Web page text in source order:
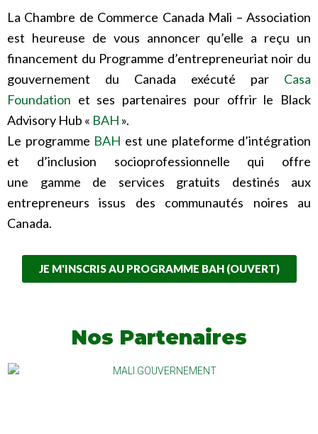
La Chambre de Commerce Canada Mali – Association
est heureuse de vous annoncer qu’elle a reçu un
financement du Programme d’entrepreneuriat noir du
gouvernement du Canada exécuté par Casa
Foundation et ses partenaires pour offrir le Black
Advisory Hub « BAH ».
Le programme BAH est une plateforme d’intégration
et d’inclusion socioprofessionnelle qui offre
une gamme de services gratuits destinés aux
entrepreneurs issus des communautés noires au
Canada.
JE M'INSCRIS AU PROGRAMME BAH (OUVERT)
Nos Partenaires